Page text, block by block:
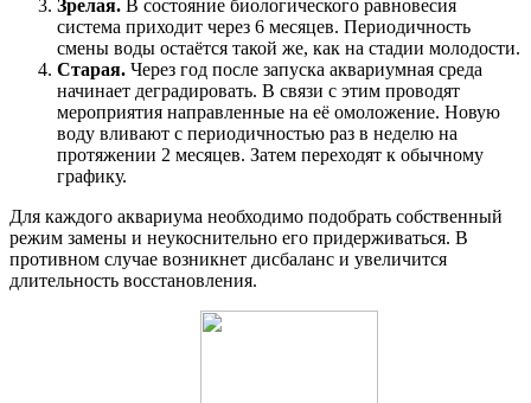
Зрелая. В состояние биологического равновесия
система приходит через 6 месяцев. Периодичность
смены воды остаётся такой же, как на стадии молодости.
Старая. Через год после запуска аквариумная среда
начинает деградировать. В связи с этим проводят
мероприятия направленные на её омоложение. Новую
воду вливают с периодичностью раз в неделю на
протяжении 2 месяцев. Затем переходят к обычному
графику.
Для каждого аквариума необходимо подобрать собственный
режим замены и неукоснительно его придерживаться. В
противном случае возникнет дисбаланс и увеличится
длительность восстановления.